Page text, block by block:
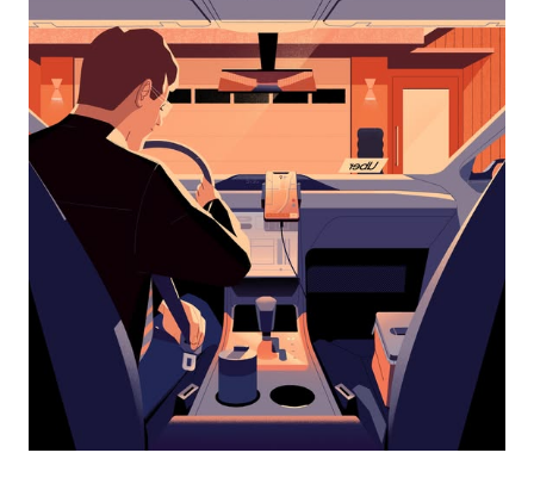
выбрать
дату.
Чтобы
закрыть
календарь,
нажмите
Esc.